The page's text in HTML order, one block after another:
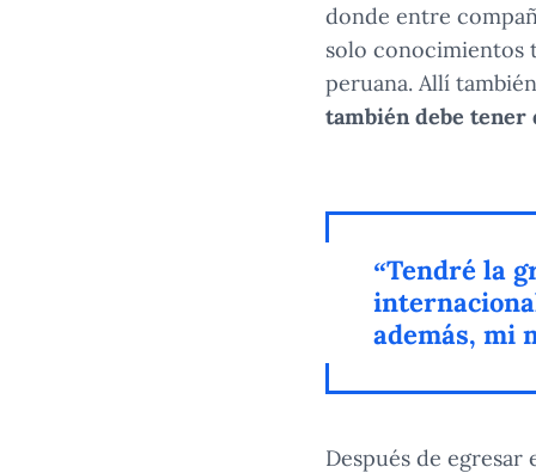
donde entre
solo conocimientos
peruana. Allí
también debe
“Tendré la
además, mi
Después de